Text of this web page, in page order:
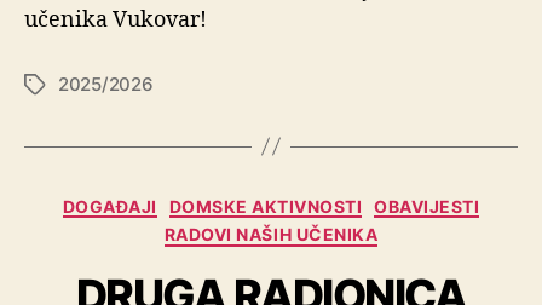
učenika Vukovar!
2025/2026
DOGAĐAJI DOMSKE AKTIVNOSTI
OBAVIJESTI
RADOVI NAŠIH UČENIKA